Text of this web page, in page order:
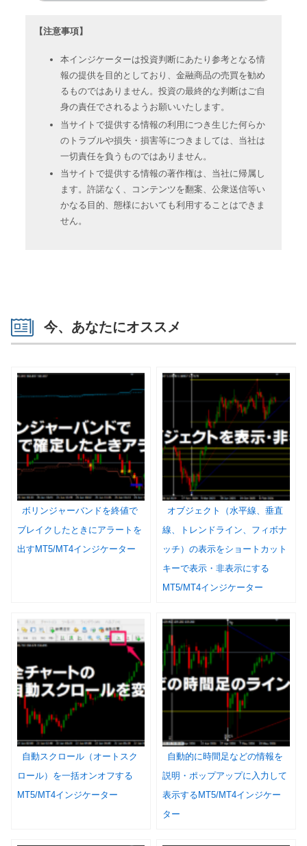
【注意事項】
本インジケーターは投資判断にあたり参考となる情
報の提供を目的としており、金融商品の売買を勧め
るものではありません。投資の最終的な判断はご自
身の責任でされるようお願いいたします。
当サイトで提供する情報の利用につき生じた何らか
のトラブルや損失・損害等につきましては、当社は
一切責任を負うものではありません。
当サイトで提供する情報の著作権は、当社に帰属し
ます。許諾なく、コンテンツを翻案、公衆送信等い
かなる目的、態様においても利用することはできま
せん。
今、あなたにオススメ
ボリンジャーバンドを終値で
ブレイクしたときにアラートを
出すMT5/MT4インジケーター
オブジェクト（水平線、垂直
線、トレンドライン、フィボナ
ッチ）の表示をショートカット
キーで表示・非表示にする
MT5/MT4インジケーター
自動スクロール（オートスク
ロール）を一括オンオフする
MT5/MT4インジケーター
自動的に時間足などの情報を
説明・ポップアップに入力して
表示するMT5/MT4インジケー
ター